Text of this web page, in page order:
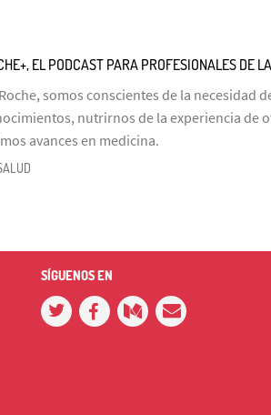
EL PODCAST PARA PROFESIONALES DE
somos conscientes de la necesidad
nutrirnos de la experiencia de
avances en medicina.
SÍGUENOS EN